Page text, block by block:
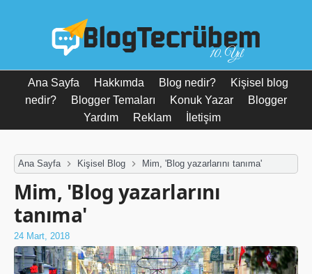
10. Yıl
Ana Sayfa Hakkımda Blog nedir?
Kişisel blog
nedir?
Blogger Temaları Konuk Yazar
Blogger
Yardım
Reklam İletişim
Ana Sayfa Kişisel Blog Mim, 'Blog yazarlarını tanıma'
Mim, 'Blog yazarlarını
tanıma'
24 Mart, 2018